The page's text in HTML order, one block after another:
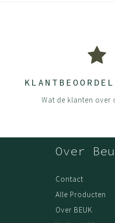
waar anderen vaak maar 0.2mm
spaanplaat en volledige
online. Als bewijs van
Wat de klanten over
Over
Contact
Alle Producten
Over BEUK